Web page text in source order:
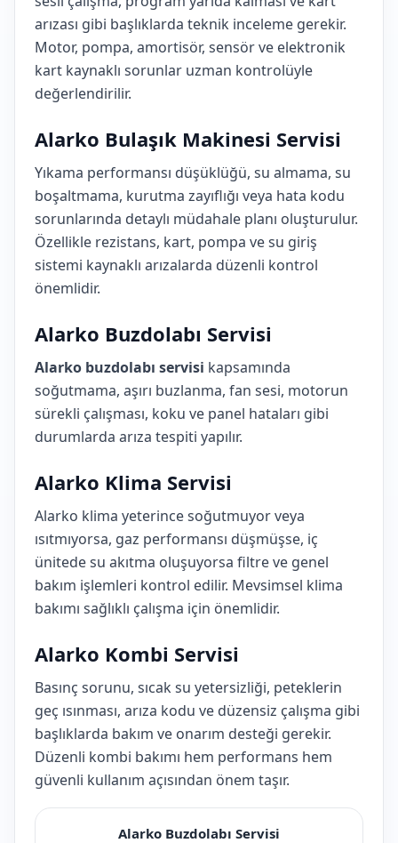
arızası gibi başlıklarda teknik inceleme gerekir.
Motor, pompa, amortisör, sensör ve elektronik
kart kaynaklı sorunlar uzman kontrolüyle
değerlendirilir.
Alarko Bulaşık Makinesi Servisi
Yıkama performansı düşüklüğü, su almama, su
boşaltmama, kurutma zayıflığı veya hata kodu
sorunlarında detaylı müdahale planı oluşturulur.
Özellikle rezistans, kart, pompa ve su giriş
sistemi kaynaklı arızalarda düzenli kontrol
önemlidir.
Alarko Buzdolabı Servisi
Alarko buzdolabı servisi kapsamında
soğutmama, aşırı buzlanma, fan sesi, motorun
sürekli çalışması, koku ve panel hataları gibi
durumlarda arıza tespiti yapılır.
Alarko Klima Servisi
Alarko klima yeterince soğutmuyor veya
ısıtmıyorsa, gaz performansı düşmüşse, iç
ünitede su akıtma oluşuyorsa filtre ve genel
bakım işlemleri kontrol edilir. Mevsimsel klima
bakımı sağlıklı çalışma için önemlidir.
Alarko Kombi Servisi
Basınç sorunu, sıcak su yetersizliği, peteklerin
geç ısınması, arıza kodu ve düzensiz çalışma gibi
başlıklarda bakım ve onarım desteği gerekir.
Düzenli kombi bakımı hem performans hem
güvenli kullanım açısından önem taşır.
Alarko Buzdolabı Servisi